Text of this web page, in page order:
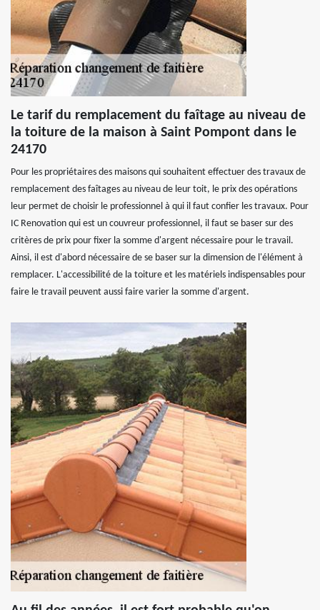
Le tarif du remplacement du faîtage au niveau de
la toiture de la maison à Saint Pompont dans le
24170
Pour les propriétaires des maisons qui souhaitent effectuer des travaux de
remplacement des faîtages au niveau de leur toit, le prix des opérations
leur permet de choisir le professionnel à qui il faut confier les travaux. Pour
IC Renovation qui est un couvreur professionnel, il faut se baser sur des
critères de prix pour fixer la somme d'argent nécessaire pour le travail.
Ainsi, il est d'abord nécessaire de se baser sur la dimension de l'élément à
remplacer. L'accessibilité de la toiture et les matériels indispensables pour
faire le travail peuvent aussi faire varier la somme d'argent.